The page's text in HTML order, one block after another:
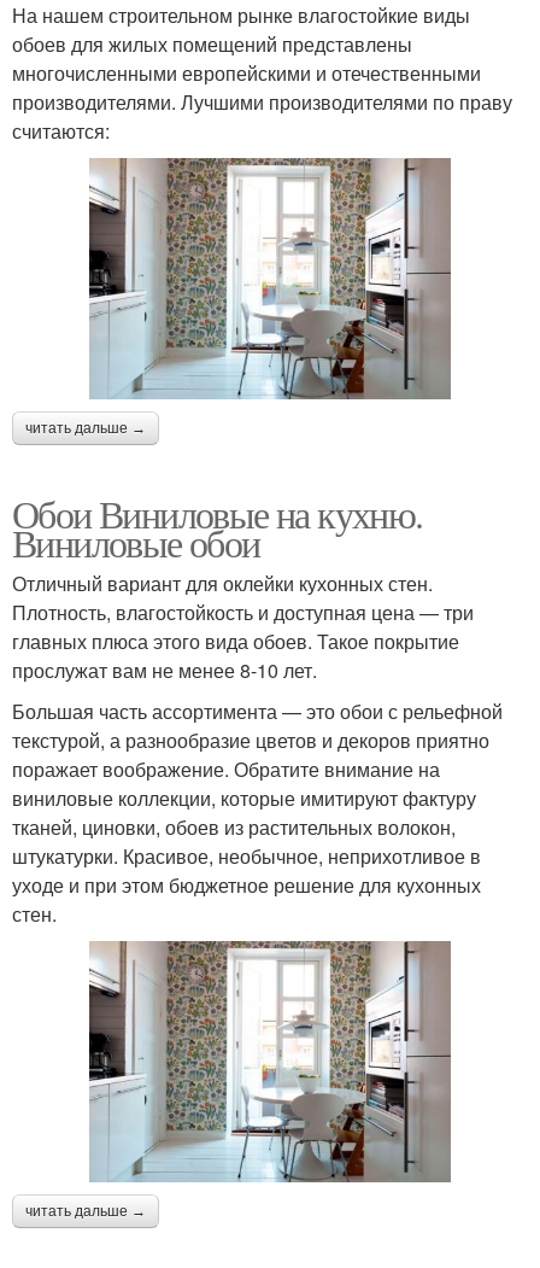
На нашем строительном рынке влагостойкие виды
обоев для жилых помещений представлены
многочисленными европейскими и отечественными
производителями. Лучшими производителями по праву
считаются:
читать дальше →
Обои Виниловые на кухню.
Виниловые обои
Отличный вариант для оклейки кухонных стен.
Плотность, влагостойкость и доступная цена — три
главных плюса этого вида обоев. Такое покрытие
прослужат вам не менее 8-10 лет.
Большая часть ассортимента — это обои с рельефной
текстурой, а разнообразие цветов и декоров приятно
поражает воображение. Обратите внимание на
виниловые коллекции, которые имитируют фактуру
тканей, циновки, обоев из растительных волокон,
штукатурки. Красивое, необычное, неприхотливое в
уходе и при этом бюджетное решение для кухонных
стен.
читать дальше →